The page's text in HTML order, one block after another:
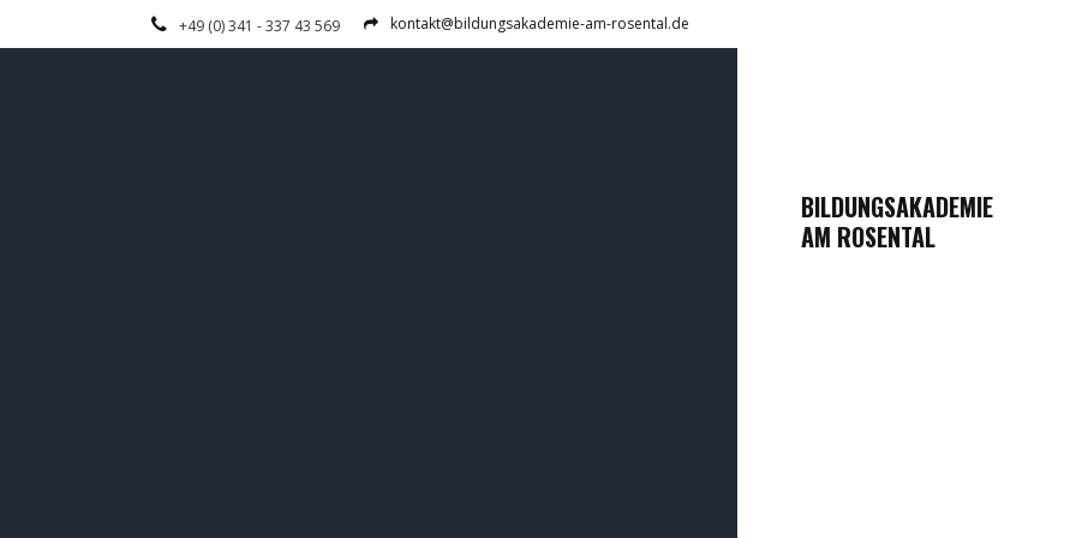
BILDUNGSAKADEMIE
AM ROSENTAL
kontakt@bildungsakademie-am-rosental.de
+49 (0) 341 - 337 43 569